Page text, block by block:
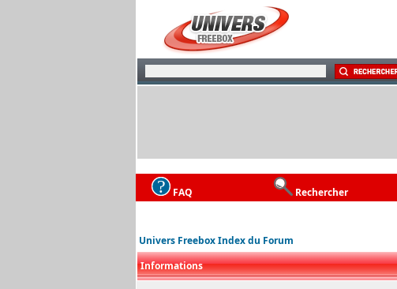
FAQ Rechercher
Univers Freebox Index du Forum
Informations